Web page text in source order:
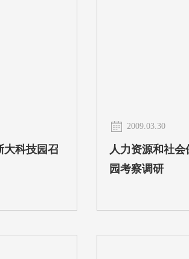
大科技园召
2009.03.30
人力资源和社
园考察调研